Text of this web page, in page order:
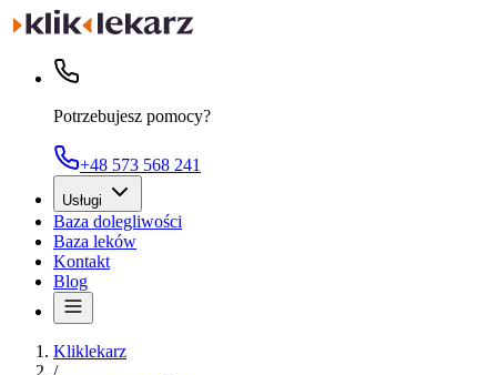
Potrzebujesz pomocy?
+48 573 568 241
Usługi
Baza dolegliwości
Baza leków
Kontakt
Blog
Kliklekarz
/